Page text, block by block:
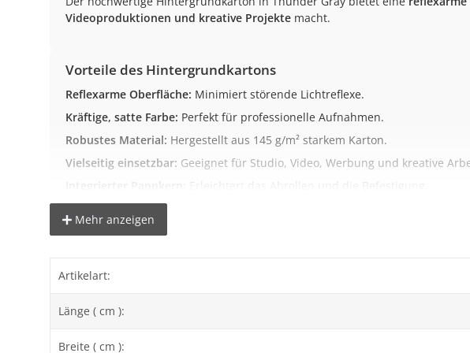
Videoproduktionen und kreative Projekte macht.
Vorteile des Hintergrundkartons
Reflexarme Oberfläche: Minimiert störende Lichtreflexe.
Kräftige, satte Farbe: Perfekt für professionelle Aufnahmen.
Robustes Material: Hergestellt aus 145 g/m² starkem Karton.
Vielseitig einsetzbar: Geeignet für Studio, Video, Werbung und kreative
Integrierter Pappkern:
Erleichtert das Abrollen und die Befestigung.
Wichtige Hinweise zur Farbdarstellung
Technische Daten
Material:
Mehr anzeigen
Artikelart:
Länge ( cm ):
Breite ( cm ):